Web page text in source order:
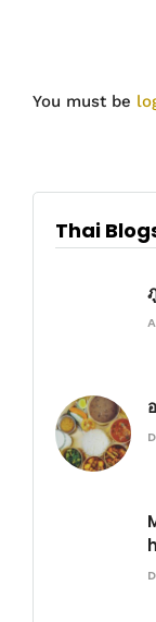
You must be
Thai